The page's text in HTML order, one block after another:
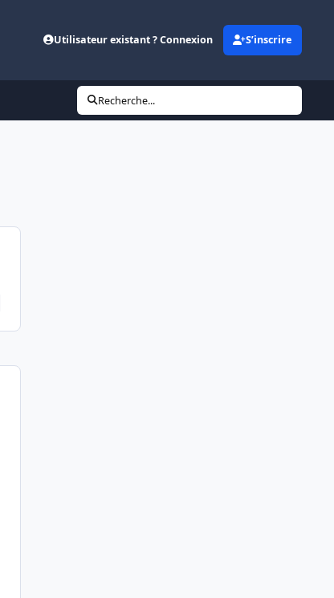
Utilisateur existant ? Connexion S’inscrire
Recherche...